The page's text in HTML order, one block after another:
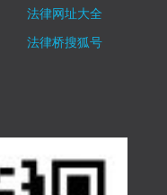
法律网址大全
法律桥搜狐号